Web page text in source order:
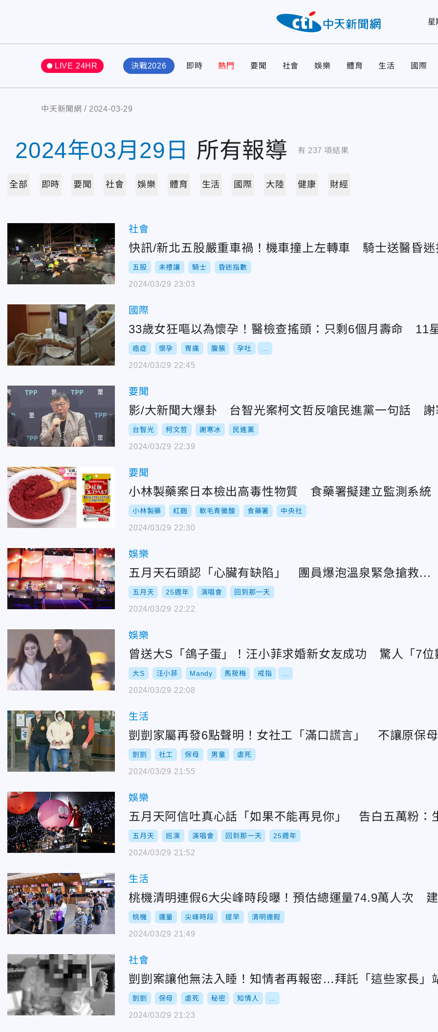
星
LIVE 24HR 決戰2026 即時 熱門 要聞 社會 娛樂 體育 生活 國際
中天新聞網 2024-03-29
2024年03月29日 所有報導 有 237 項結果
全部 即時 要聞 社會 娛樂 體育 生活 國際 大陸 健康 財經
社會
快訊/新北五股嚴重車禍！機車撞上左轉車 騎士送醫昏迷
五股 未禮讓 騎士 昏迷指數
2024/03/29 23:03
國際
33歲女狂嘔以為懷孕！醫檢查搖頭：只剩6個月壽命 11
癌症 懷孕 胃痛 腹脹 孕吐
2024/03/29 22:45
要聞
影/大新聞大爆卦 台智光案柯文哲反嗆民進黨一句話 謝
台智光 柯文哲 謝寒冰 民進黨
2024/03/29 22:39
要聞
小林製藥案日本檢出高毒性物質 食藥署擬建立監測系統
小林製藥 紅麴 軟毛青黴酸 食藥署 中央社
2024/03/29 22:30
娛樂
五月天石頭認「心臟有缺陷」 團員爆泡溫泉緊急搶救...
五月天 25週年 演唱會 回到那一天
2024/03/29 22:22
娛樂
曾送大S「鴿子蛋」！汪小菲求婚新女友成功 驚人「7位
大S 汪小菲 Mandy 馬筱梅 戒指
2024/03/29 22:08
生活
剴剴家屬再發6點聲明！女社工「滿口謊言」 不讓原保
剴剴 社工 保母 男童 虐死
2024/03/29 21:55
娛樂
五月天阿信吐真心話「如果不能再見你」 告白五萬粉：
五月天 巡演 演唱會 回到那一天 25週年
2024/03/29 21:52
生活
桃機清明連假6大尖峰時段曝！預估總運量74.9萬人次
桃機 運量 尖峰時段 提早 清明連假
2024/03/29 21:49
社會
剴剴案讓他無法入睡！知情者再報密…拜託「這些家長」
剴剴 保母 虐死 秘密 知情人
2024/03/29 21:23